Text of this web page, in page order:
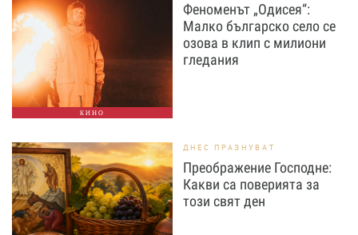
КИНО
Феноменът „Одисея“:
Малко българско село се
озова в клип с милиони
гледания
ДНЕС ПРАЗНУВАТ
Преображение Господне:
Какви са поверията за
този свят ден